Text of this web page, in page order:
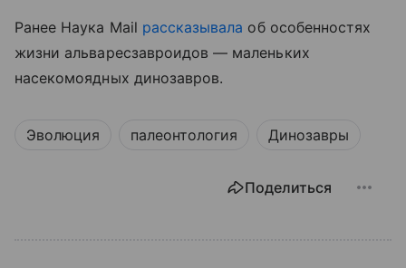
Ранее Наука Mail рассказывала об особенностях
жизни альваресзавроидов — маленьких
насекомоядных динозавров.
Эволюция палеонтология Динозавры
Поделиться